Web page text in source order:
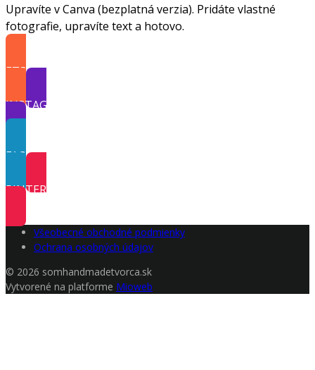
Upravíte v Canva (bezplatná verzia). Pridáte vlastné
fotografie, upravíte text a hotovo.
ETSY šablóny
INSTAGRAM šablóny
FACEBOOK šablóny
PINTEREST šablóny
Všeobecné obchodné podmienky
Ochrana osobných údajov
© 2026 somhandmadetvorca.sk
Vytvorené na platforme Mioweb